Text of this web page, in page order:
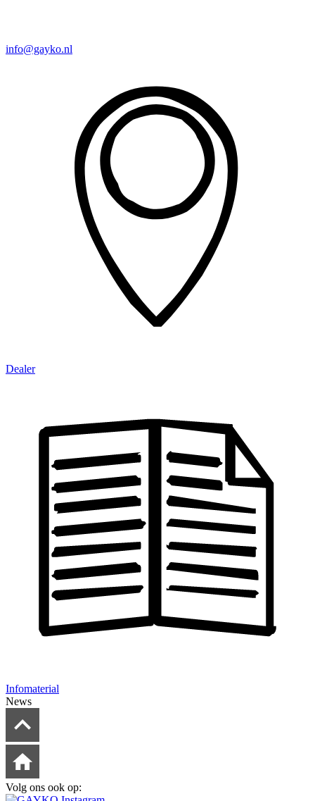
info@gayko.nl
Dealer
Infomaterial
News
Volg ons ook op: